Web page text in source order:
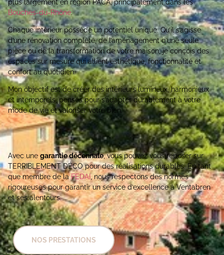
plus largement en région PACA, principalement dans les
Bouches-du-Rhône.
Chaque intérieur possède un potentiel unique. Qu’il s’agisse
d’une rénovation complète, de l’aménagement d’une seule
pièce ou de la transformation de votre maison, je conçois des
espaces sur mesure qui allient esthétique, fonctionnalité et
confort au quotidien.
Mon objectif est de créer des intérieurs lumineux, harmonieux
et intemporels, pensés pour s’adapter durablement à votre
mode de vie et valoriser votre bien.
Avec une garantie décennale, vous pouvez vous reposer sur
TERRIBLEMENT DÉCO pour des réalisations durables. En tant
que membre de laFEDAI, nous respectons des normes
rigoureuses pour garantir un service d’excellence à Ventabren
et ses alentours.
NOS PRESTATIONS